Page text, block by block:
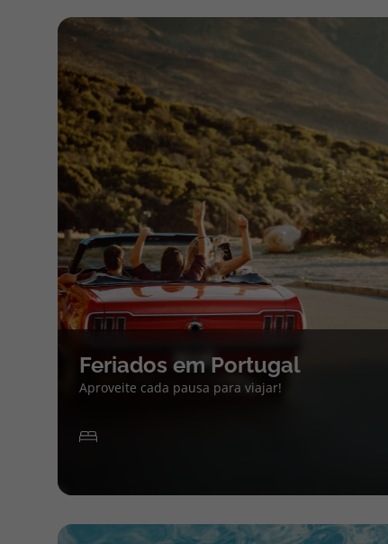
Feriados em Portugal
Aproveite cada pausa para viajar!